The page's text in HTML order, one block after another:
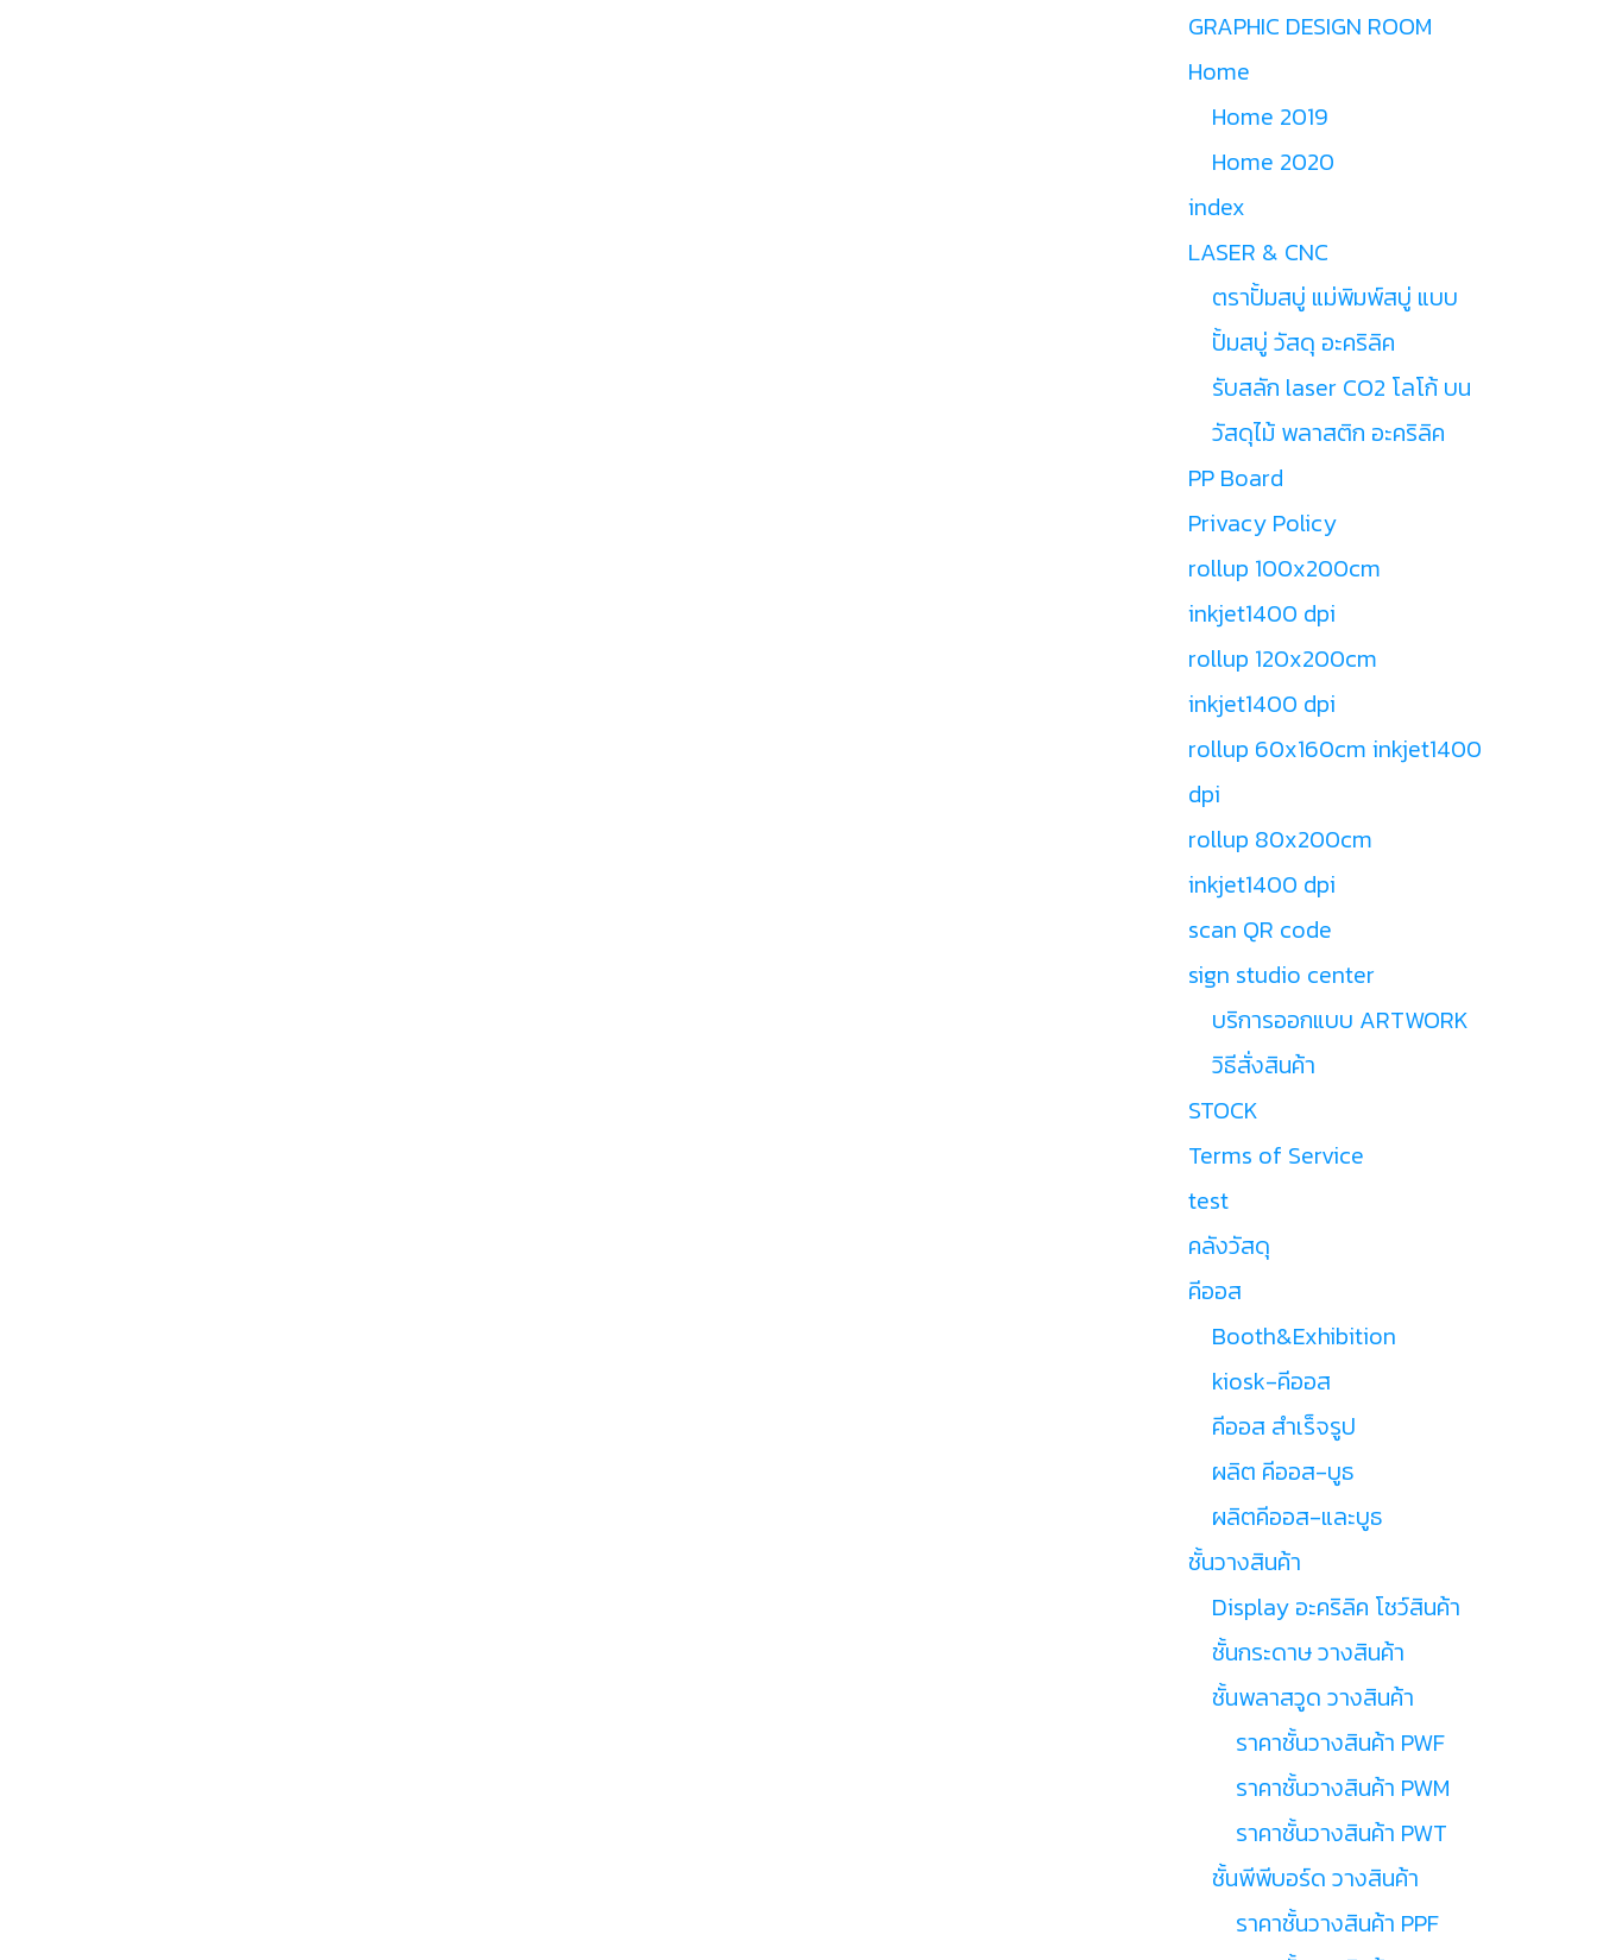
GRAPHIC DESIGN ROOM
Home
Home 2019
Home 2020
index
LASER & CNC
ตราปั้มสบู่ แม่พิมพ์สบู่ แบบ
ปั้มสบู่ วัสดุ อะคริลิค
รับสลัก laser CO2 โลโก้ บน
วัสดุไม้ พลาสติก อะคริลิค
PP Board
Privacy Policy
rollup 100x200cm
inkjet1400 dpi
rollup 120x200cm
inkjet1400 dpi
rollup 60x160cm inkjet1400
dpi
rollup 80x200cm
inkjet1400 dpi
scan QR code
sign studio center
บริการออกแบบ ARTWORK
วิธีสั่งสินค้า
STOCK
Terms of Service
test
คลังวัสดุ
คีออส
Booth&Exhibition
kiosk-คีออส
คีออส สำเร็จรูป
ผลิต คีออส-บูธ
ผลิตคีออส-และบูธ
ชั้นวางสินค้า
Display อะคริลิค โชว์สินค้า
ชั้นกระดาษ วางสินค้า
ชั้นพลาสวูด วางสินค้า
ราคาชั้นวางสินค้า PWF
ราคาชั้นวางสินค้า PWM
ราคาชั้นวางสินค้า PWT
ชั้นพีพีบอร์ด วางสินค้า
ราคาชั้นวางสินค้า PPF